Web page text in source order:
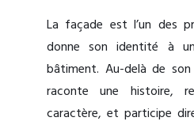
La façade est l’un des
donne son identité à
bâtiment. Au-delà de
raconte une histoire,
caractère, et participe